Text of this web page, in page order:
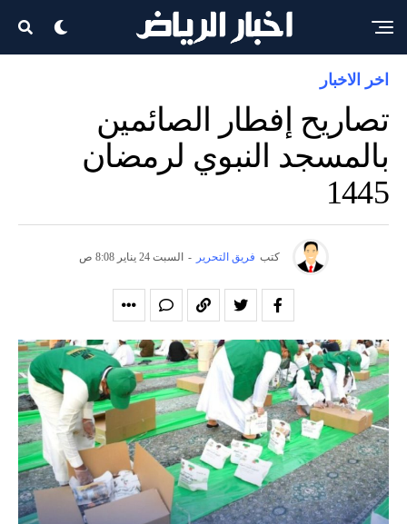
اخر الاخبار
تصاريح إفطار الصائمين
بالمسجد النبوي لرمضان
1445
كتب فريق التحرير - السبت 24 يناير 8:08 ص